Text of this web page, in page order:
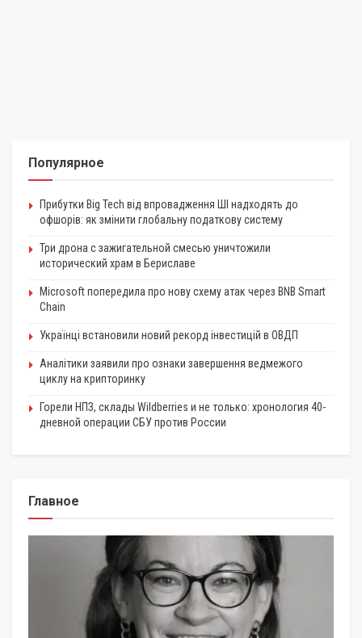
Популярное
Прибутки Big Tech від впровадження ШІ надходять до
офшорів: як змінити глобальну податкову систему
Три дрона с зажигательной смесью уничтожили
исторический храм в Бериславе
Microsoft попередила про нову схему атак через BNB Smart
Chain
Українці встановили новий рекорд інвестицій в ОВДП
Аналітики заявили про ознаки завершення ведмежого
циклу на крипторинку
Горели НПЗ, склады Wildberries и не только: хронология 40-
дневной операции СБУ против России
Главное